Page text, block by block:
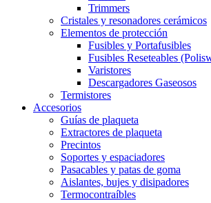
Trimmers
Cristales y resonadores cerámicos
Elementos de protección
Fusibles y Portafusibles
Fusibles Reseteables
Varistores
Descargadores Gaseosos
Termistores
Accesorios
Guías de plaqueta
Extractores de plaqueta
Precintos
Soportes y espaciadores
Pasacables y patas de goma
Aislantes, bujes y disipadores
Termocontraíbles